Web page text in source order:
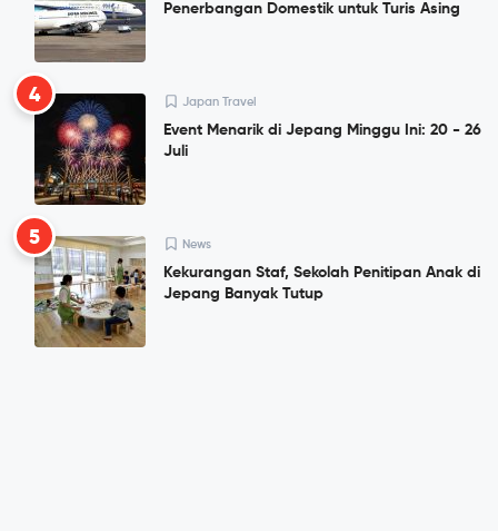
Penerbangan Domestik untuk Turis Asing
4 Japan Travel
Event Menarik di Jepang Minggu Ini: 20 - 26
Juli
5 News
Kekurangan Staf, Sekolah Penitipan Anak di
Jepang Banyak Tutup